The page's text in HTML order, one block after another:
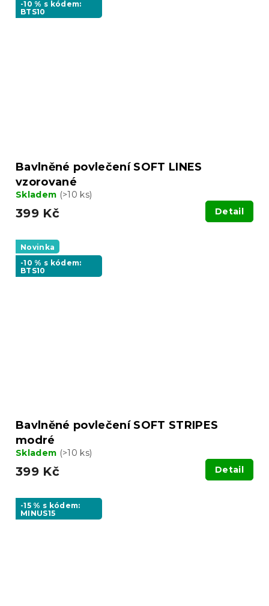
-10 % s kódem:
BTS10
Bavlněné povlečení SOFT LINES
vzorované
Skladem (>10 ks)
399 Kč Detail
Novinka
-10 % s kódem:
BTS10
Bavlněné povlečení SOFT STRIPES
modré
Skladem (>10 ks)
399 Kč Detail
-15 % s kódem:
MINUS15